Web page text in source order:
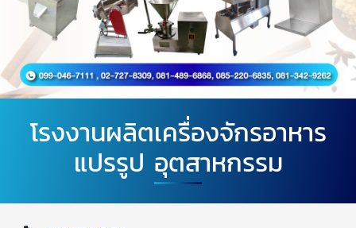
โรงงานผลิตเครื่องจักรอาหาร
แปรรูป อุตสาหกรรม